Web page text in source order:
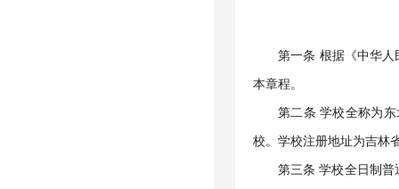
第一条 根据《中华
本章程。
第二条 学校全称为
校。学校注册地址为吉林
第三条 学校全日制